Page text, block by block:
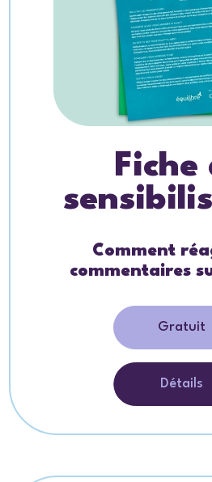
Fiche
Comment
commentaires
Gratuit
Détails